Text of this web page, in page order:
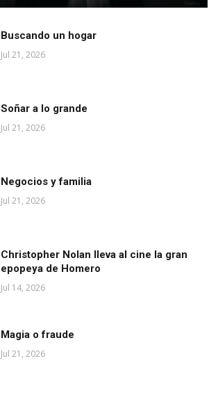
Buscando un hogar
Jul 21, 2026
Soñar a lo grande
Jul 21, 2026
Negocios y familia
Jul 21, 2026
Christopher Nolan lleva al cine la gran
epopeya de Homero
Jul 14, 2026
Magia o fraude
Jul 21, 2026